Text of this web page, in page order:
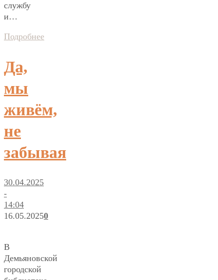
службу
и…
Подробнее
Да,
мы
живём,
не
забывая
30.04.2025
-
14:04
16.05.20250
В
Демьяновской
городской